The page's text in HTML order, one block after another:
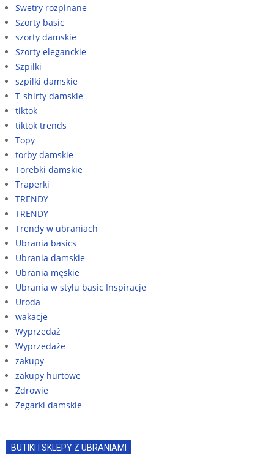
Swetry rozpinane
Szorty basic
szorty damskie
Szorty eleganckie
Szpilki
szpilki damskie
T-shirty damskie
tiktok
tiktok trends
Topy
torby damskie
Torebki damskie
Traperki
TRENDY
TRENDY
Trendy w ubraniach
Ubrania basics
Ubrania damskie
Ubrania męskie
Ubrania w stylu basic Inspiracje
Uroda
wakacje
Wyprzedaż
Wyprzedaże
zakupy
zakupy hurtowe
Zdrowie
Zegarki damskie
BUTIKI I SKLEPY Z UBRANIAMI